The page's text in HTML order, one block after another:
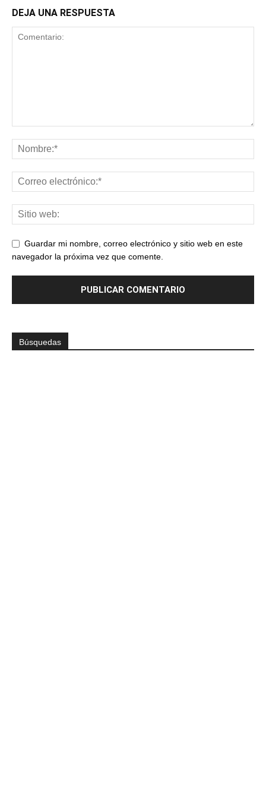
DEJA UNA RESPUESTA
Guardar mi nombre, correo electrónico y sitio web en este
navegador la próxima vez que comente.
Búsquedas